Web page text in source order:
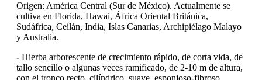
Origen: América Central (Sur de México). Actualmente se
cultiva en Florida, Hawai, África Oriental Británica,
Sudáfrica, Ceilán, India, Islas Canarias, Archipiélago Malayo
y Australia.
- Hierba arborescente de crecimiento rápido, de corta vida, de
tallo sencillo o algunas veces ramificado, de 2-10 m de altura,